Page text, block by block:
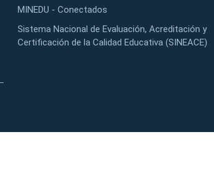
MINEDU - Conectados
Sistema Nacional de Evaluación, Acreditación y
Certificación de la Calidad Educativa (SINEACE)